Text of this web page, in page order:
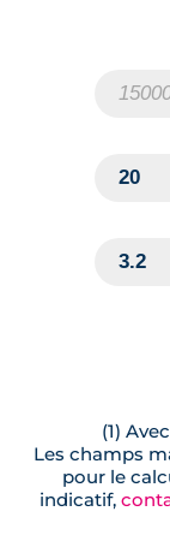
(1)
Les champs
pour le
indicatif,